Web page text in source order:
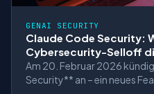
GENAI SECURITY
Claude Code Security:
Cybersecurity-Selloff
Am 20. Februar 2026
Security** an – ein neues